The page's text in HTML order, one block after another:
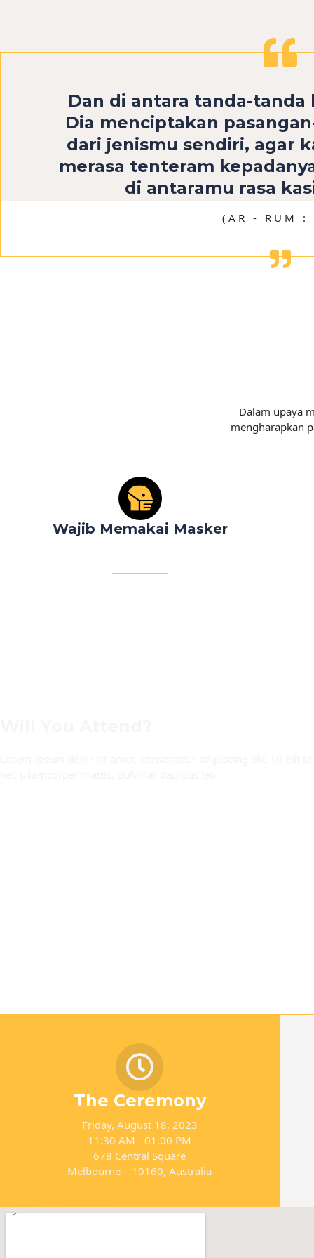
Dan di antara tanda-tanda
Dia menciptakan
dari jenismu sendiri, agar
merasa tenteram
di antaramu rasa
(AR - RUM :
Dalam upaya
mengharapkan
Wajib Memakai Masker
The Ceremony
Friday, August 18, 2023
11:30 AM - 01.00 PM
678 Central Square
Melbourne – 10160, Australia